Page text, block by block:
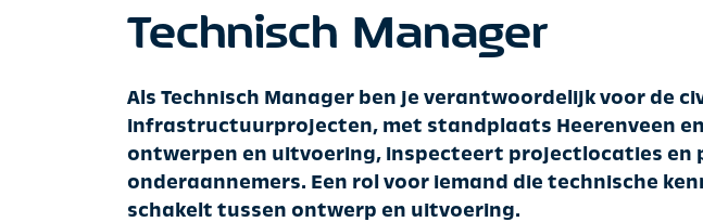
Technisch Manager
Als Technisch Manager ben je verantwoordelijk voor de
infrastructuurprojecten, met standplaats Heerenveen
ontwerpen en uitvoering, inspecteert projectlocaties
onderaannemers. Een rol voor iemand die technische
schakelt tussen ontwerp en uitvoering.